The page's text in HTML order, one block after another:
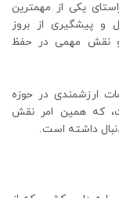
یکی از مهمترین
و پیشگیری از بروز
و نقش مهمی در حفظ
ارزشمندی در حوزه
که همین امر نقش
داشته است.